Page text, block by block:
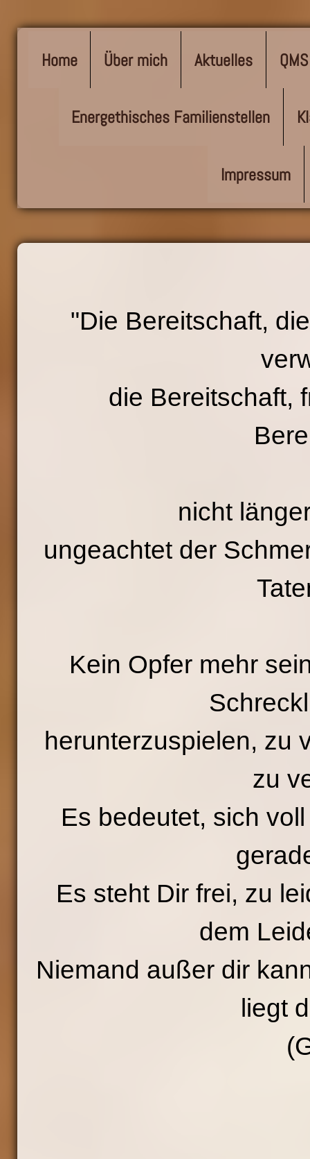
Home Über mich Aktuelles
Energethisches Familienstellen
Impressum
"Die Bereitschaft,
die Bereitschaft,
nicht länger
ungeachtet der
Kein Opfer mehr
herunterzuspielen, zu
zu
Es bedeutet, sich
Es steht Dir frei, zu
dem
Niemand außer dir
liegt